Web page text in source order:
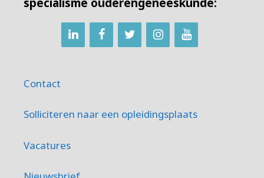
Contact
Solliciteren naar een opleidingsplaats
Vacatures